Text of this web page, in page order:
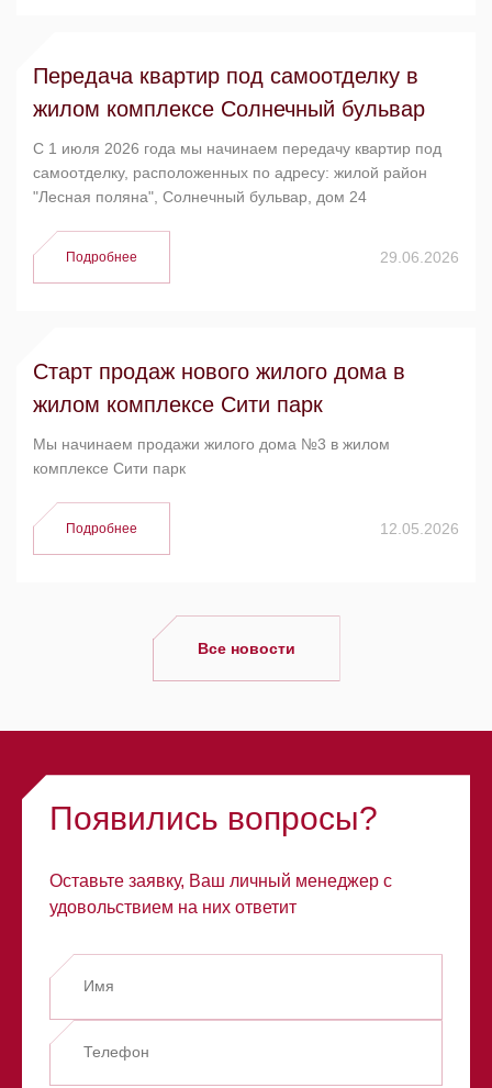
Передача квартир под самоотделку в
жилом комплексе Солнечный бульвар
C 1 июля 2026 года мы начинаем передачу квартир под
самоотделку, расположенных по адресу: жилой район
"Лесная поляна", Солнечный бульвар, дом 24
Подробнее 29.06.2026
Старт продаж нового жилого дома в
жилом комплексе Сити парк
Мы начинаем продажи жилого дома №3 в жилом
комплексе Сити парк
Подробнее 12.05.2026
Все новости
Появились вопросы?
Оставьте заявку, Ваш личный менеджер с
удовольствием на них ответит